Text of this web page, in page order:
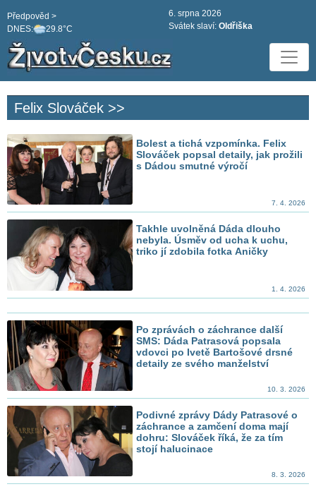
DNES: 29.8°C
Předpověd >
6. srpna 2026
Svátek slaví: Oldřiška
Felix Slováček >>
Bolest a tichá vzpomínka. Felix
Slováček popsal detaily, jak prožili
s Dádou smutné výročí
7. 4. 2026
Takhle uvolněná Dáda dlouho
nebyla. Úsměv od ucha k uchu,
triko jí zdobila fotka Aničky
1. 4. 2026
Po zprávách o záchrance další
SMS: Dáda Patrasová popsala
vdovci po Ivetě Bartošové drsné
detaily ze svého manželství
10. 3. 2026
Podivné zprávy Dády Patrasové o
záchrance a zamčení doma mají
dohru: Slováček říká, že za tím
stojí halucinace
8. 3. 2026